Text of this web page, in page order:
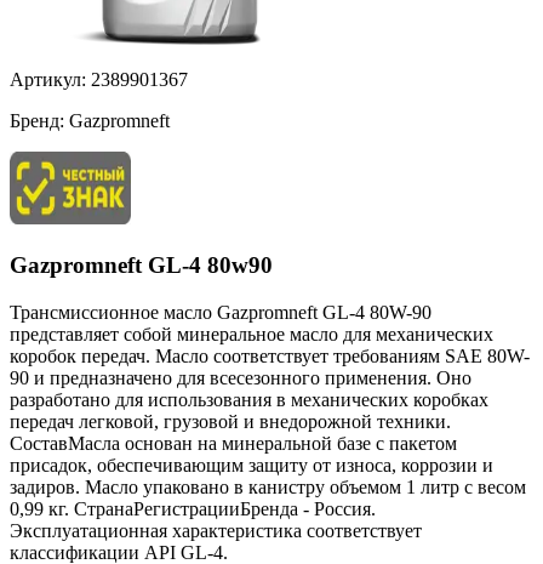
Артикул: 2389901367
Бренд: Gazpromneft
Gazpromneft GL-4 80w90
Трансмиссионное масло Gazpromneft GL-4 80W-90
представляет собой минеральное масло для механических
коробок передач. Масло соответствует требованиям SAE 80W-
90 и предназначено для всесезонного применения. Оно
разработано для использования в механических коробках
передач легковой, грузовой и внедорожной техники.
СоставМасла основан на минеральной базе с пакетом
присадок, обеспечивающим защиту от износа, коррозии и
задиров. Масло упаковано в канистру объемом 1 литр с весом
0,99 кг. СтранаРегистрацииБренда - Россия.
Эксплуатационная характеристика соответствует
классификации API GL-4.